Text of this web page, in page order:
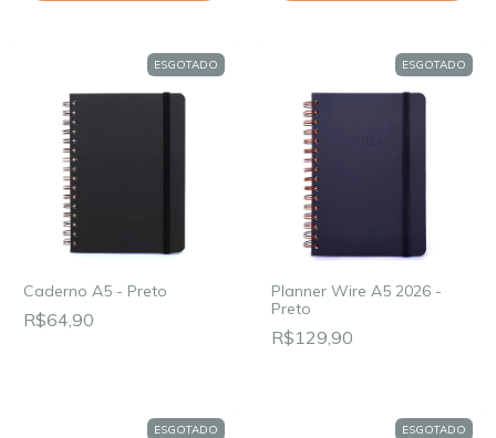
ESGOTADO
Caderno A5 - Preto
R$64,90
ESGOTADO
Planner Wire A5 2026 -
Preto
R$129,90
ESGOTADO ESGOTADO